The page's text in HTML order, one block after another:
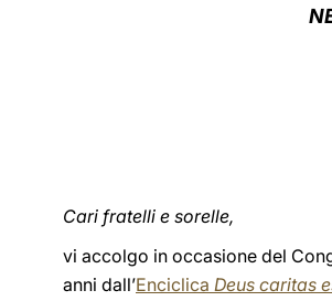
Cari fratelli e sorelle,
vi accolgo in occasione del
anni dall’Enciclica Deus caritas